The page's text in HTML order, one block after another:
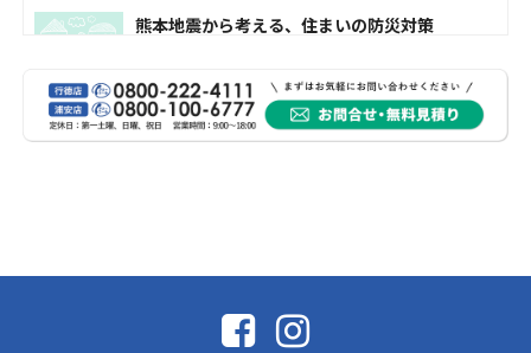
熊本地震から考える、住まいの防災対策
受けられた皆様に、心よりお見舞い申し上げま
す。 今回の地震 …
社長コラム